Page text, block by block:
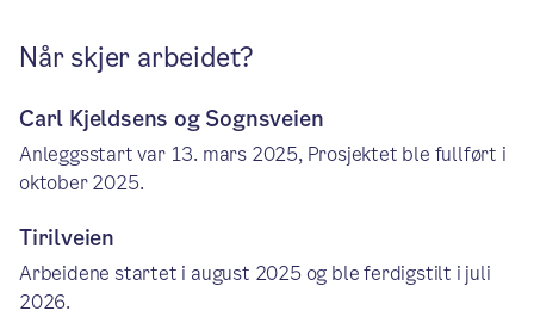
Når skjer arbeidet?
Carl Kjeldsens og Sognsveien
Anleggsstart var 13. mars 2025, Prosjektet ble fullført i
oktober 2025.
Tirilveien
Arbeidene startet i august 2025 og ble ferdigstilt i juli
2026.